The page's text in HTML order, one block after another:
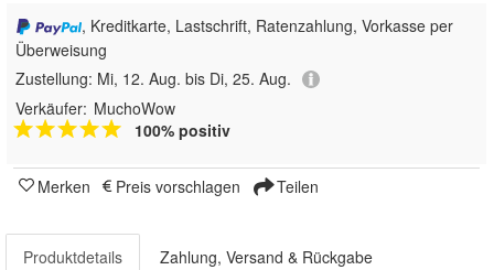
, Kreditkarte, Lastschrift, Ratenzahlung, Vorkasse per
Überweisung
Zustellung: Mi, 12. Aug. bis Di, 25. Aug.
Verkäufer: MuchoWow
100% positiv
Merken Preis vorschlagen Teilen
Produktdetails Zahlung, Versand & Rückgabe